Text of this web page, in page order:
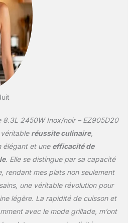
8.3L 2450W Inox/noir – EZ905D20
réussite culinaire,
élégant et une efficacité de
. Elle se distingue par sa capacité
rendant mes plats non seulement
une véritable révolution pour
légère. La rapidité de cuisson et
avec le mode grillade, m’ont